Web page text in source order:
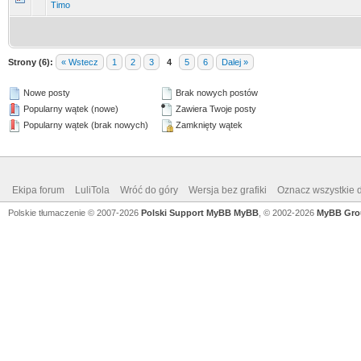
Timo
Strony (6): « Wstecz 1 2 3 4 5 6 Dalej »
Nowe posty
Popularny wątek (nowe)
Popularny wątek (brak nowych)
Brak nowych postów
Zawiera Twoje posty
Zamknięty wątek
Ekipa forum LuliTola Wróć do góry Wersja bez grafiki Oznacz wszystkie
Polskie tłumaczenie © 2007-2026 Polski Support MyBB MyBB , © 2002-2026 MyBB